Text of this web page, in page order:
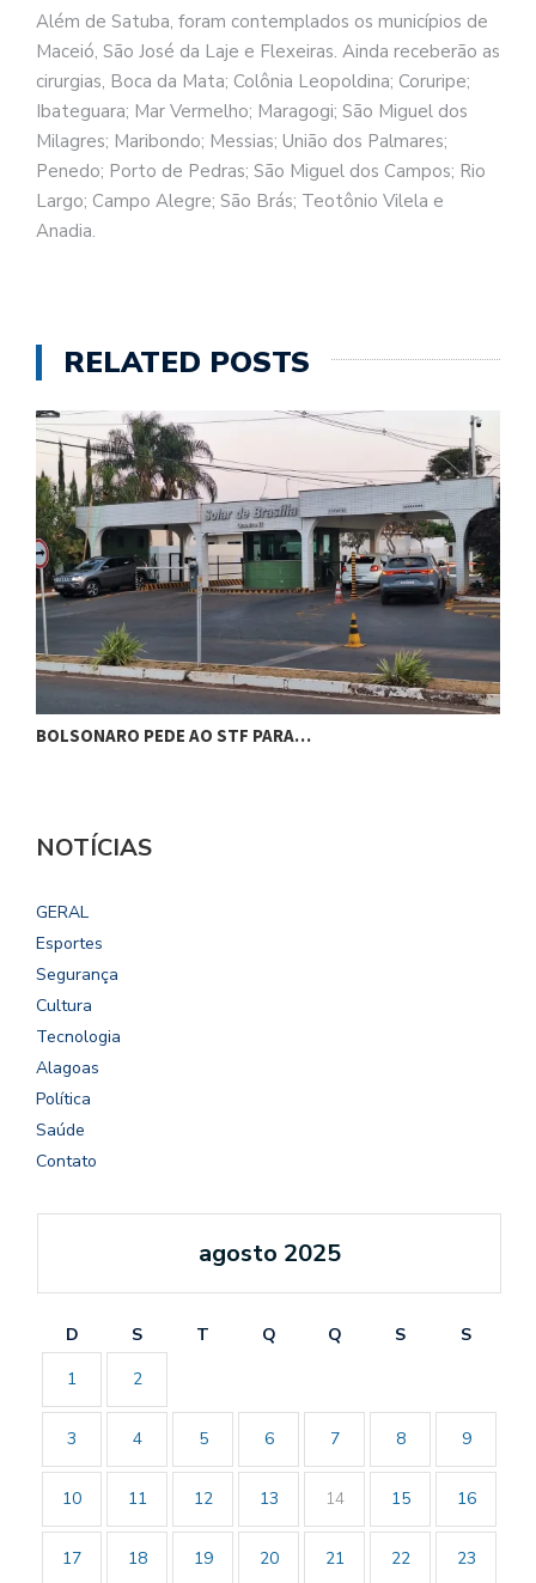
Além de Satuba, foram contemplados os municípios de
Maceió, São José da Laje e Flexeiras. Ainda receberão as
cirurgias, Boca da Mata; Colônia Leopoldina; Coruripe;
Ibateguara; Mar Vermelho; Maragogi; São Miguel dos
Milagres; Maribondo; Messias; União dos Palmares;
Penedo; Porto de Pedras; São Miguel dos Campos; Rio
Largo; Campo Alegre; São Brás; Teotônio Vilela e
Anadia.
RELATED POSTS
BOLSONARO PEDE AO STF PARA…
NOTÍCIAS
GERAL
Esportes
Segurança
Cultura
Tecnologia
Alagoas
Política
Saúde
Contato
agosto 2025
D S T Q Q S
S
1
2
3 4 5 6 7 8 9
10 11 12 13 14 15 16
17 18 19 20 21 22 23